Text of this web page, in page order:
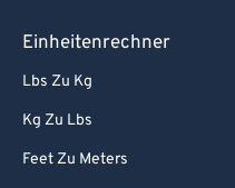
Einheitenrechner
Lbs Zu Kg
Kg Zu Lbs
Feet Zu Meters